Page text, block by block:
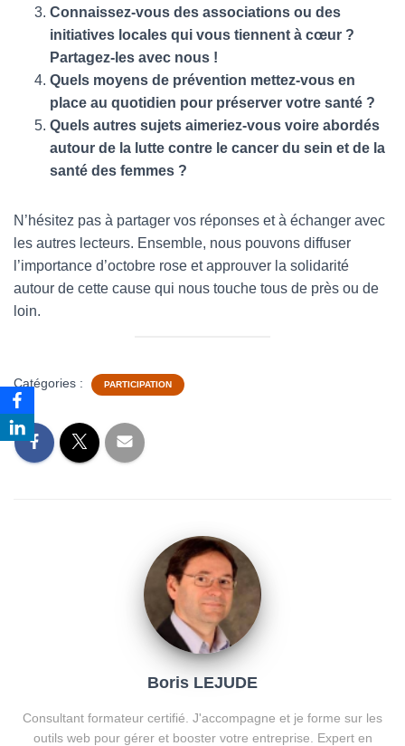
Connaissez-vous des associations ou des
initiatives locales qui vous tiennent à cœur ?
Partagez-les avec nous !
Quels moyens de prévention mettez-vous en
place au quotidien pour préserver votre santé ?
Quels autres sujets aimeriez-vous voire abordés
autour de la lutte contre le cancer du sein et de la
santé des femmes ?
N’hésitez pas à partager vos réponses et à échanger avec
les autres lecteurs. Ensemble, nous pouvons diffuser
l’importance d’octobre rose et approuver la solidarité
autour de cette cause qui nous touche tous de près ou de
loin.
Catégories : PARTICIPATION
Boris LEJUDE
Consultant formateur certifié. J'accompagne et je forme sur les
outils web pour gérer et booster votre entreprise. Expert en